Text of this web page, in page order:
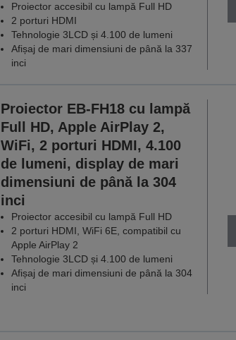
Proiector accesibil cu lampă Full HD
2 porturi HDMI
Tehnologie 3LCD și 4.100 de lumeni
Afișaj de mari dimensiuni de până la 337
inci
Proiector EB-FH18 cu lampă
Full HD, Apple AirPlay 2,
WiFi, 2 porturi HDMI, 4.100
de lumeni, display de mari
dimensiuni de până la 304
inci
Proiector accesibil cu lampă Full HD
2 porturi HDMI, WiFi 6E, compatibil cu
Apple AirPlay 2
Tehnologie 3LCD și 4.100 de lumeni
Afișaj de mari dimensiuni de până la 304
inci